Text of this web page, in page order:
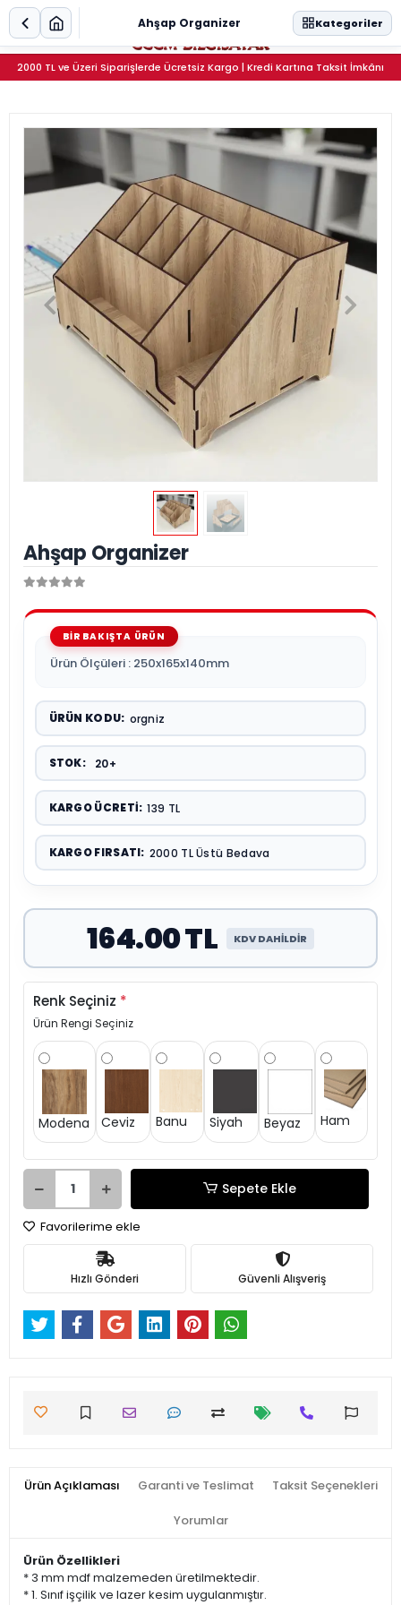
2000 TL ve Üzeri Siparişlerde Ücretsiz Kargo | Kredi Kartına Taksit İmkânı
0
Ahşap Organizer
Ürün Ölçüleri : 250x165x140mm
ÜRÜN KODU: orgniz
STOK: 20+
KARGO ÜCRETI: 139 TL
KARGO FIRSATI: 2000 TL Üstü Bedava
164.00 TL KDV DAHİLDİR
Renk Seçiniz *
Ürün Rengi Seçiniz
Modena Ceviz Banu Siyah Beyaz Ham
Sepete Ekle
Favorilerime ekle
Hızlı Gönderi Güvenli Alışveriş
Ürün Açıklaması Garanti ve Teslimat Taksit Seçenekleri
Yorumlar
Ürün Özellikleri
* 3 mm mdf malzemeden üretilmektedir.
* 1. Sınıf işçilik ve lazer kesim uygulanmıştır.
Ahşap Organizer Kategoriler